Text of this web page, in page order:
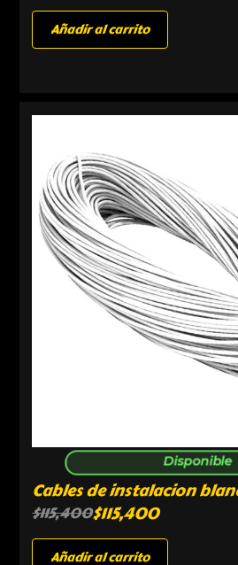
Añadir al carrito
Disponible
Cables de instalacion
$115,400$115,400
Añadir al carrito